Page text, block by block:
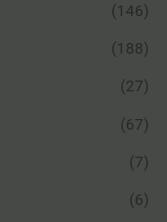
(146)
(188)
(27)
(67)
(7)
(6)